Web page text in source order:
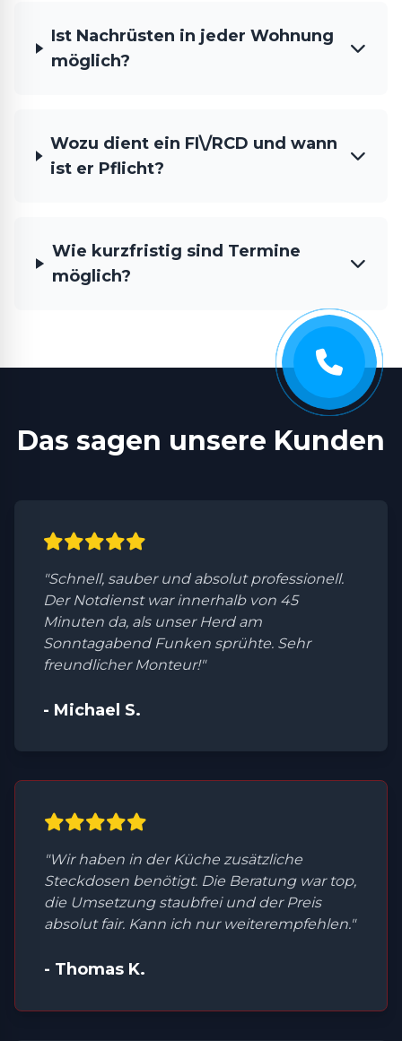
Ist Nachrüsten in jeder Wohnung
möglich?
Wozu dient ein FI\/RCD und wann
ist er Pflicht?
Wie kurzfristig sind Termine
möglich?
Das sagen unsere Kunden
"Schnell, sauber und absolut professionell.
Der Notdienst war innerhalb von 45
Minuten da, als unser Herd am
Sonntagabend Funken sprühte. Sehr
freundlicher Monteur!"
- Michael S.
"Wir haben in der Küche zusätzliche
Steckdosen benötigt. Die Beratung war top,
die Umsetzung staubfrei und der Preis
absolut fair. Kann ich nur weiterempfehlen."
- Thomas K.